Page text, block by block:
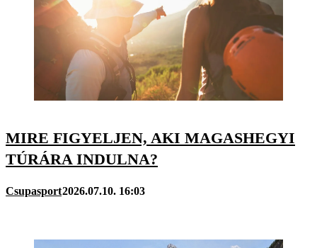
MIRE FIGYELJEN, AKI MAGASHEGYI
TÚRÁRA INDULNA?
Csupasport2026.07.10. 16:03